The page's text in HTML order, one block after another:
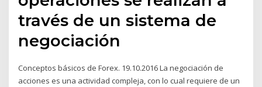
través de un sistema de
negociación
Conceptos básicos de Forex. 19.10.2016 La negociación de
acciones es una actividad compleja, con lo cual requiere de un